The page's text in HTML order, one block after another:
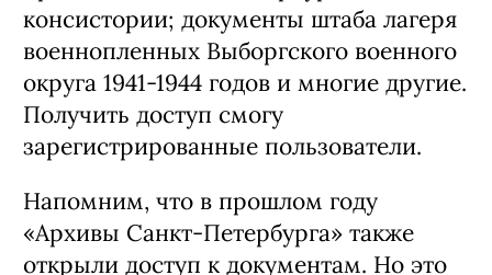
консистории; документы штаба лагеря
военнопленных Выборгского военного
округа 1941-1944 годов и многие другие.
Получить доступ смогу
зарегистрированные пользователи.
Напомним, что в прошлом году
«Архивы Санкт-Петербурга» также
открыли доступ к документам. Но это